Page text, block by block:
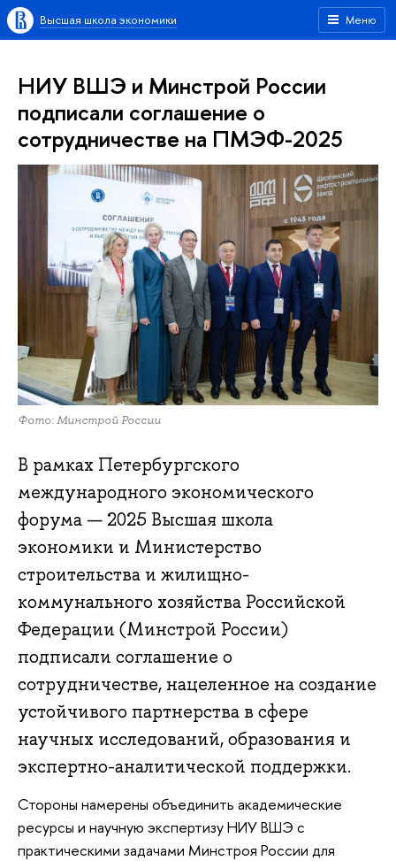
Меню
Высшая школа экономики
НИУ ВШЭ и Минстрой России
подписали соглашение о
сотрудничестве на ПМЭФ-2025
Фото: Минстрой России
В рамках Петербургского
международного экономического
форума — 2025 Высшая школа
экономики и Министерство
строительства и жилищно-
коммунального хозяйства Российской
Федерации (Минстрой России)
подписали соглашение о
сотрудничестве, нацеленное на создание
устойчивого партнерства в сфере
научных исследований, образования и
экспертно-аналитической поддержки.
Стороны намерены объединить академические
ресурсы и научную экспертизу НИУ ВШЭ с
практическими задачами Минстроя России для